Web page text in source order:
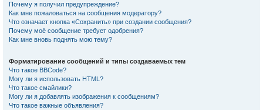
Почему я получил предупреждение?
Как мне пожаловаться на сообщения модератору?
Что означает кнопка «Сохранить» при создании сообщения?
Почему моё сообщение требует одобрения?
Как мне вновь поднять мою тему?
Форматирование сообщений и типы создаваемых тем
Что такое BBCode?
Могу ли я использовать HTML?
Что такое смайлики?
Могу ли я добавлять изображения к сообщениям?
Что такое важные объявления?